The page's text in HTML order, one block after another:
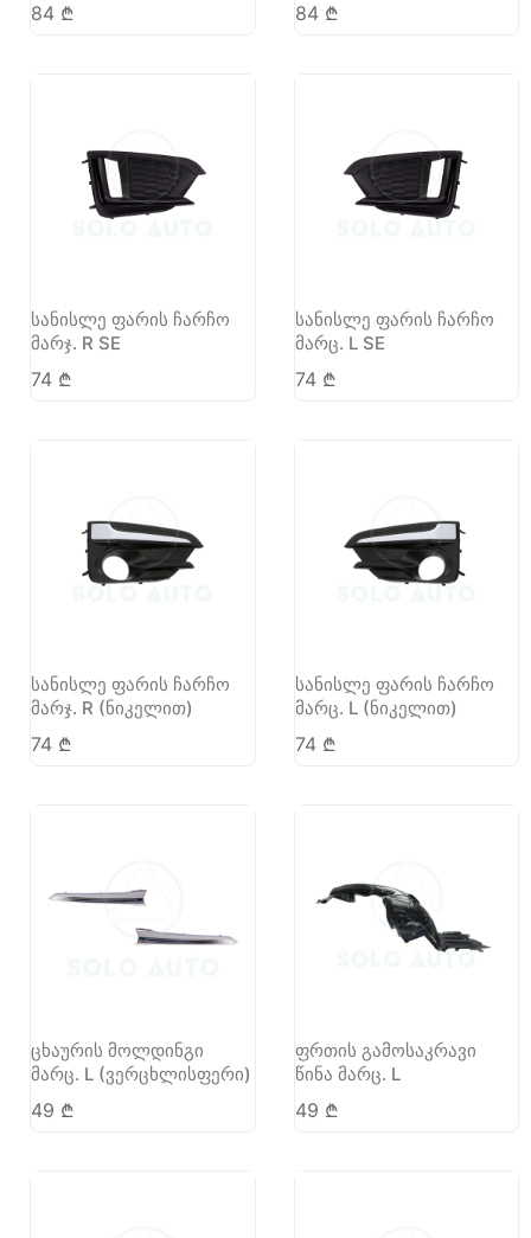
84 ₾ 84 ₾
სანისლე ფარის ჩარჩო
მარჯ. R SE
74 ₾
სანისლე ფარის ჩარჩო
მარც. L SE
74 ₾
სანისლე ფარის ჩარჩო
მარჯ. R (ნიკელით)
74 ₾
სანისლე ფარის ჩარჩო
მარც. L (ნიკელით)
74 ₾
ცხაურის მოლდინგი
მარც. L (ვერცხლისფერი)
49 ₾
ფრთის გამოსაკრავი
წინა მარც. L
49 ₾